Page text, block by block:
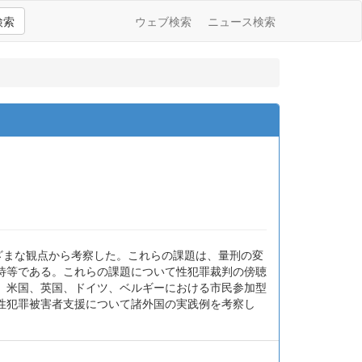
索 ウェブ検索 ニュース検索
な観点から考察した。これらの課題は、量刑の変
である。これらの課題について性犯罪裁判の傍聴
国、英国、ドイツ、ベルギーにおける市民参加型
罪被害者支援について諸外国の実践例を考察し